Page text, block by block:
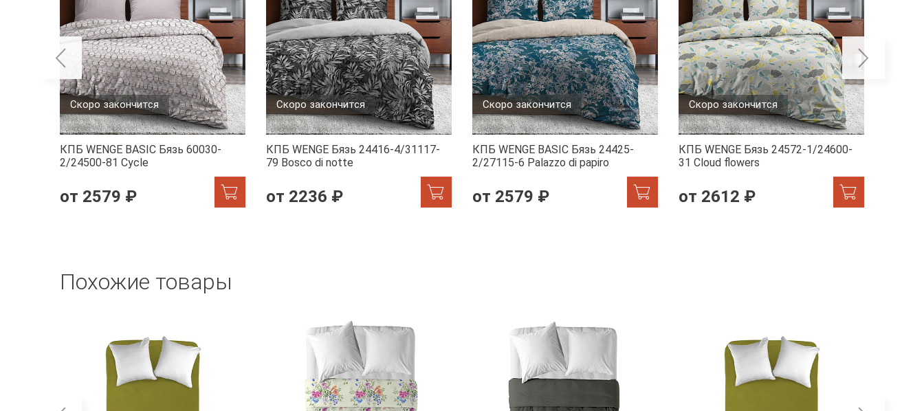
Скоро закончится
КПБ WENGE BASIC Бязь 60030-
2/24500-81 Cycle
от 2579 ₽
Скоро закончится
КПБ WENGE Бязь 24416-4/31117-
79 Bosco di notte
от 2236 ₽
Скоро закончится
КПБ WENGE BASIC Бязь 24425-
2/27115-6 Palazzo di papiro
от 2579 ₽
Скоро закончится
КПБ WENGE Бязь 24572-1/24600-
31 Сloud flowers
от 2612 ₽
Похожие товары